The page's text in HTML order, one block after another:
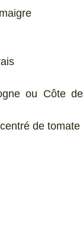
ou Côte de
de tomate